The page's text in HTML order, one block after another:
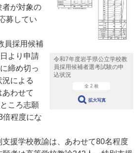
令和7年度岩手県公立学校教
員採用候補者選考試験の申
込状況
全 2 枚
拡大写真
者が対象の
募してい
員採用候補
より申請
締め切っ
による
あわせて
ころ志願
倍程度にな
援学校教諭は、あわせて80名程度